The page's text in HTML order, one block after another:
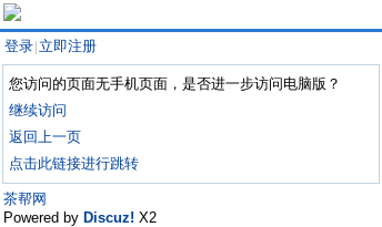
登录 立即注册
您访问的页面无手机页面，是否进一步访问电脑版？
继续访问
返回上一页
点击此链接进行跳转
茶帮网
Powered by Discuz! X2